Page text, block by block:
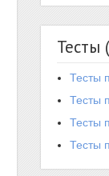
Тесты
Тесты
Тесты
Тесты
Тесты